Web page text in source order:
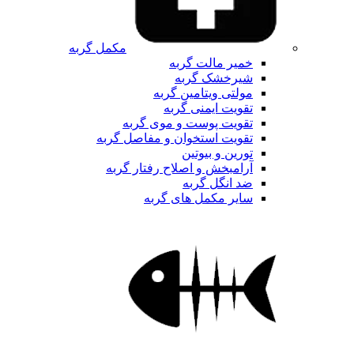
مکمل گربه
خمیر مالت گربه
شیرخشک گربه
مولتی ویتامین گربه
تقویت ایمنی گربه
تقویت پوست و موی گربه
تقویت استخوان و مفاصل گربه
تورین و بیوتین
آرامبخش و اصلاح رفتار گربه
ضد انگل گربه
سایر مکمل های گربه